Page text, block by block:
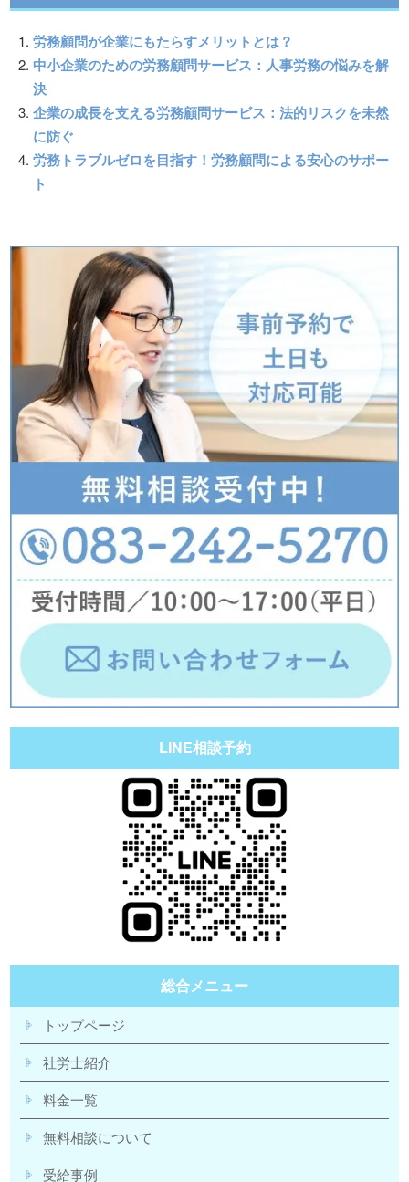
労務顧問が企業にもたらすメリットとは？
中小企業のための労務顧問サービス：人事労務の悩みを解
決
企業の成長を支える労務顧問サービス：法的リスクを未然
に防ぐ
労務トラブルゼロを目指す！労務顧問による安心のサポー
ト
LINE相談予約
総合メニュー
トップページ
社労士紹介
料金一覧
無料相談について
受給事例